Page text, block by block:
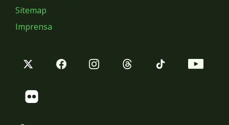
Sitemap
Imprensa